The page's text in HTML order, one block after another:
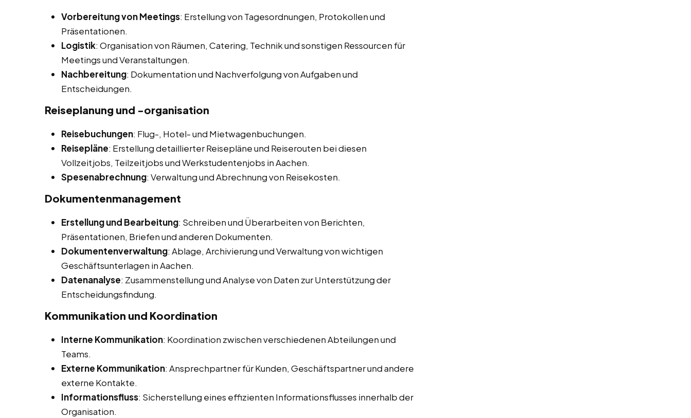
Vorbereitung von Meetings: Erstellung von Tagesordnungen, Protokollen und
Präsentationen.
Logistik: Organisation von Räumen, Catering, Technik und sonstigen Ressourcen für
Meetings und Veranstaltungen.
Nachbereitung: Dokumentation und Nachverfolgung von Aufgaben und
Entscheidungen.
Reiseplanung und -organisation
Reisebuchungen: Flug-, Hotel- und Mietwagenbuchungen.
Reisepläne: Erstellung detaillierter Reisepläne und Reiserouten bei diesen
Vollzeitjobs, Teilzeitjobs und Werkstudentenjobs in Aachen.
Spesenabrechnung: Verwaltung und Abrechnung von Reisekosten.
Dokumentenmanagement
Erstellung und Bearbeitung: Schreiben und Überarbeiten von Berichten,
Präsentationen, Briefen und anderen Dokumenten.
Dokumentenverwaltung: Ablage, Archivierung und Verwaltung von wichtigen
Geschäftsunterlagen in Aachen.
Datenanalyse: Zusammenstellung und Analyse von Daten zur Unterstützung der
Entscheidungsfindung.
Kommunikation und Koordination
Interne Kommunikation: Koordination zwischen verschiedenen Abteilungen und
Teams.
Externe Kommunikation: Ansprechpartner für Kunden, Geschäftspartner und andere
externe Kontakte.
Informationsfluss: Sicherstellung eines effizienten Informationsflusses innerhalb der
Organisation.